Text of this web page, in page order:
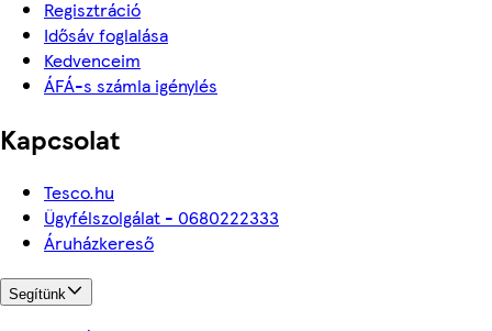
Regisztráció
Idősáv foglalása
Kedvenceim
ÁFÁ-s számla igénylés
Kapcsolat
Tesco.hu
Ügyfélszolgálat - 0680222333
Áruházkereső
Segítünk